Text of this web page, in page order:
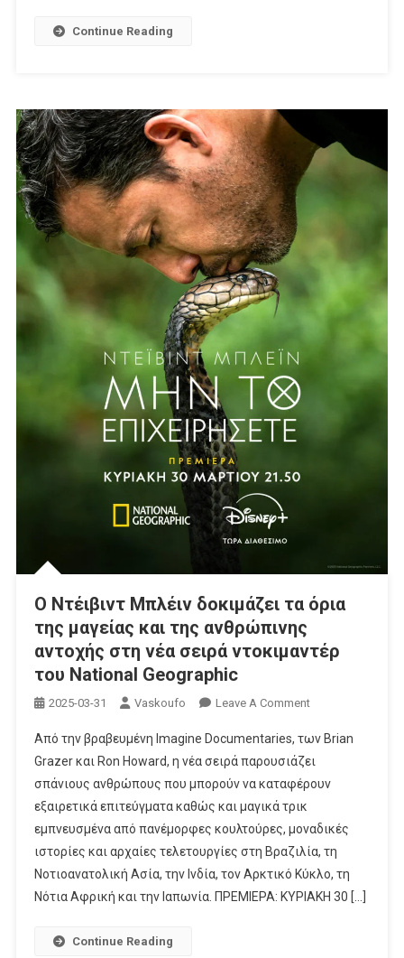
Continue Reading
Ο Ντέιβιντ Μπλέιν δοκιμάζει τα όρια
της μαγείας και της ανθρώπινης
αντοχής στη νέα σειρά ντοκιμαντέρ
του National Geographic
2025-03-31 Vaskoufo Leave A CommentOn
Ντέιβιντ
Μπλέιν
Δοκιμάζει
Όρια
Της
Μαγείας
Και
Από την βραβευμένη Imagine Documentaries, των Brian
Grazer και Ron Howard, η νέα σειρά παρουσιάζει
σπάνιους ανθρώπους που μπορούν να καταφέρουν
εξαιρετικά επιτεύγματα καθώς και μαγικά τρικ
εμπνευσμένα από πανέμορφες κουλτούρες, μοναδικές
ιστορίες και αρχαίες τελετουργίες στη Βραζιλία, τη
Νοτιοανατολική Ασία, την Ινδία, τον Αρκτικό Κύκλο, τη
Νότια Αφρική και την Ιαπωνία. ΠΡΕΜΙΕΡΑ: ΚΥΡΙΑΚΗ 30 […]
Continue Reading